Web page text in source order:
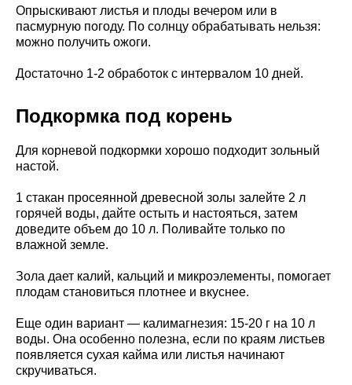
Опрыскивают листья и плоды вечером или в
пасмурную погоду. По солнцу обрабатывать нельзя:
можно получить ожоги.
Достаточно 1-2 обработок с интервалом 10 дней.
Подкормка под корень
Для корневой подкормки хорошо подходит зольный
настой.
1 стакан просеянной древесной золы залейте 2 л
горячей воды, дайте остыть и настояться, затем
доведите объем до 10 л. Поливайте только по
влажной земле.
Зола дает калий, кальций и микроэлементы, помогает
плодам становиться плотнее и вкуснее.
Еще один вариант — калимагнезия: 15-20 г на 10 л
воды. Она особенно полезна, если по краям листьев
появляется сухая кайма или листья начинают
скручиваться.